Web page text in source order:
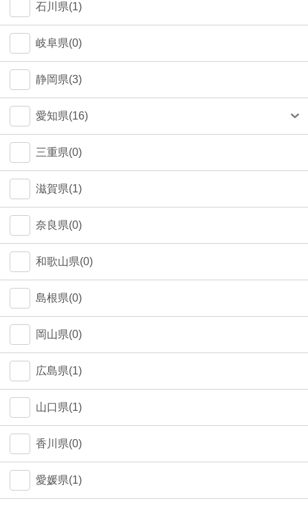
荒川区(0)
北区(0)
中野区(0)
江東区(0)
石川県(1)
岐阜県(0)
静岡県(3)
愛知県(16)
名古屋市(14)
三重県(0)
滋賀県(1)
奈良県(0)
和歌山県(0)
島根県(0)
岡山県(0)
広島県(1)
山口県(1)
香川県(0)
愛媛県(1)